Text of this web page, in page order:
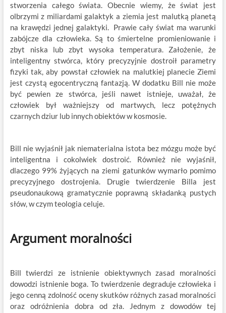
stworzenia całego świata. Obecnie wiemy, że świat jest
olbrzymi z miliardami galaktyk a ziemia jest malutką planetą
na krawędzi jednej galaktyki. Prawie cały świat ma warunki
zabójcze dla człowieka. Są to śmiertelne promieniowanie i
zbyt niska lub zbyt wysoka temperatura. Założenie, że
inteligentny stwórca, który precyzyjnie dostroił parametry
fizyki tak, aby powstał człowiek na malutkiej planecie Ziemi
jest czystą egocentryczną fantazją. W dodatku Bill nie może
być pewien ze stwórca, jeśli nawet istnieje, uważał, że
człowiek był ważniejszy od martwych, lecz potężnych
czarnych dziur lub innych obiektów w kosmosie.
Bill nie wyjaśnił jak niematerialna istota bez mózgu może być
inteligentna i cokolwiek dostroić. Również nie wyjaśnił,
dlaczego 99% żyjących na ziemi gatunków wymarło pomimo
precyzyjnego dostrojenia. Drugie twierdzenie Billa jest
pseudonaukową gramatycznie poprawną składanką pustych
słów, w czym teologia celuje.
Argument moralności
Bill twierdzi ze istnienie obiektywnych zasad moralności
dowodzi istnienie boga. To twierdzenie degraduje człowieka i
jego cenną zdolność oceny skutków różnych zasad moralności
oraz odróżnienia dobra od zła. Jednym z dowodów tej